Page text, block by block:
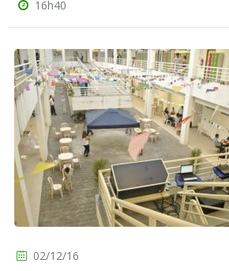
16h40
02/12/16